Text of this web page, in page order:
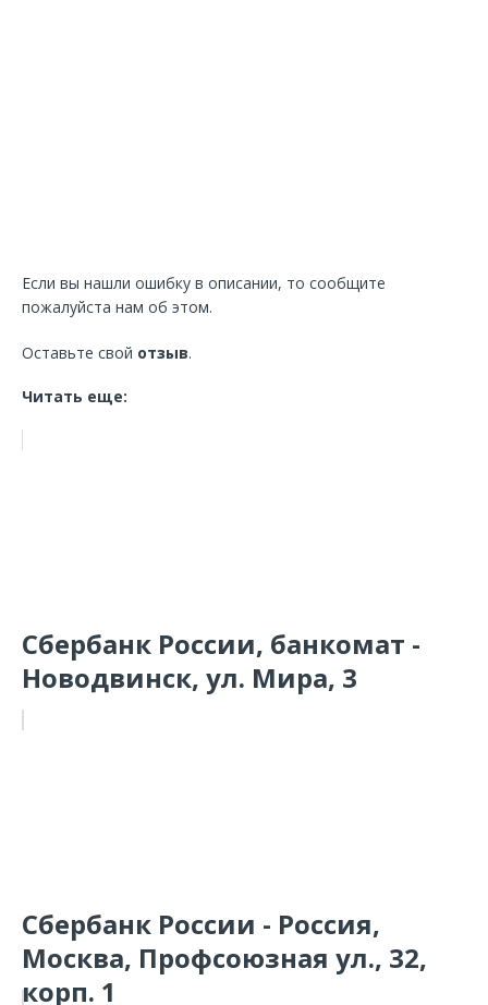
Если вы нашли ошибку в описании, то сообщите
пожалуйста нам об этом.
Оставьте свой отзыв.
Читать еще:
Сбербанк России, банкомат -
Новодвинск, ул. Мира, 3
Сбербанк России - Россия,
Москва, Профсоюзная ул., 32,
корп. 1